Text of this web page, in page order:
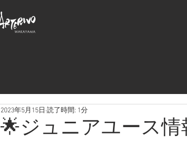
🌟ジュニアユース
2023年5月15日 読了時間: 1分